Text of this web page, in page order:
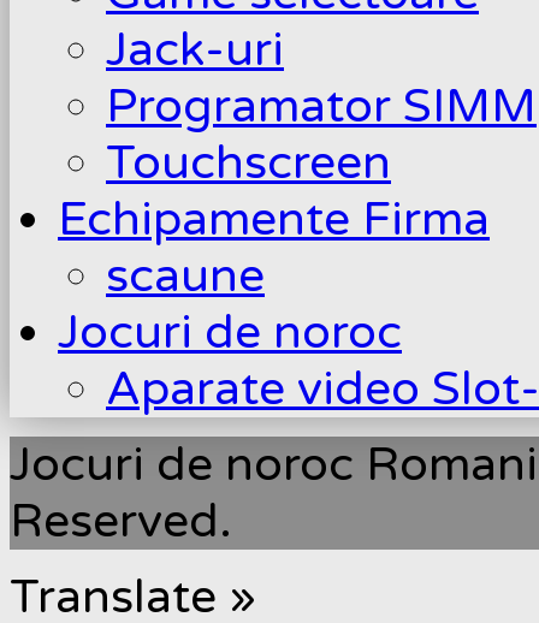
Jack-uri
Programator SIMM
Touchscreen
Echipamente Firma
scaune
Jocuri de noroc
Aparate video
Jocuri de noroc
Reserved.
Translate »